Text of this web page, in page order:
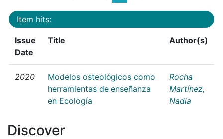
Item hits:
Issue
Date
Title Author(s)
2020
Modelos osteológicos como
herramientas de enseñanza
en Ecología
Rocha
Martínez,
Nadia
Discover